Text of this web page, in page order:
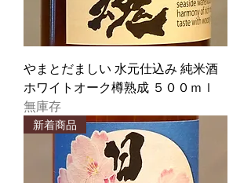
やまとだましい 水元仕込み 純米酒
ホワイトオーク樽熟成 ５００ｍｌ
無庫存
新着商品